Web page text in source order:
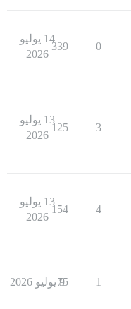
0
339
14 يوليو
2026
3
125
13 يوليو
2026
4
154
13 يوليو
2026
1
75
9 يوليو 2026